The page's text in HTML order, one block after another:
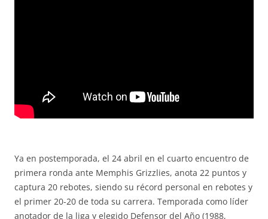
Ya en postemporada, el 24 abril en el cuarto encuentro de
primera ronda ante Memphis Grizzlies, anota 22 puntos y
captura 20 rebotes, siendo su récord personal en rebotes y
el primer 20-20 de toda su carrera. Temporada como líder
anotador de la liga y elegido Defensor del Año (1988,